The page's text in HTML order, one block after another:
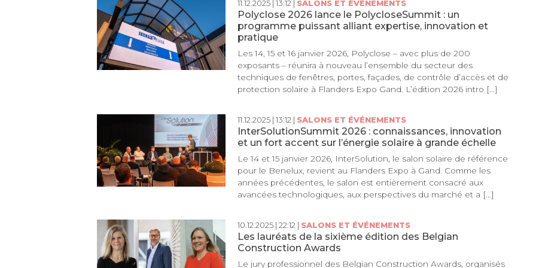
11.12.2025 | 13:12 | SALONS ET ÉVÉNEMENTS
Polyclose 2026 lance le PolycloseSummit : un
programme puissant alliant expertise, innovation et
pratique
Les 14, 15 et 16 janvier 2026, Polyclose – avec plus de 200
exposants – réunira à nouveau l’ensemble du secteur des
techniques de fenêtres, portes, façades, de contrôle d’accès et de
protection solaire à Flanders Expo Gand. L’édition 2026 intro [...]
11.12.2025 | 13:12 | SALONS ET ÉVÉNEMENTS
InterSolutionSummit 2026 : connaissances, innovation
et un fort accent sur l’énergie solaire à grande échelle
Le 14 et 15 janvier 2026, InterSolution, le salon solaire de référence
pour le Benelux, revient au Flanders Expo à Gand. Comme les
années précédentes, le salon est entièrement consacré aux
avancées technologiques, aux perspectives du marché et a [...]
10.12.2025 | 22:12 | SALONS ET ÉVÉNEMENTS
Les lauréats de la sixième édition des Belgian
Construction Awards
Le jury professionnel des Belgian Construction Awards, organisés